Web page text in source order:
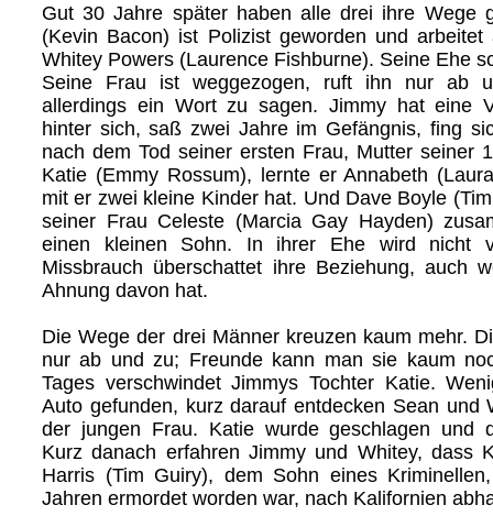
Gut 30 Jahre später haben alle drei ihre Wege
(Kevin Bacon) ist Polizist geworden und
Whitey Powers (Laurence Fishburne). Seine Ehe
Seine Frau ist weggezogen, ruft ihn nur ab
allerdings ein Wort zu sagen. Jimmy hat eine
hinter sich, saß zwei Jahre im Gefängnis, fing
nach dem Tod seiner ersten Frau, Mutter seiner
Katie (Emmy Rossum), lernte er Annabeth
mit er zwei kleine Kinder hat. Und Dave Boyle
seiner Frau Celeste (Marcia Gay Hayden)
einen kleinen Sohn. In ihrer Ehe wird nicht
Missbrauch überschattet ihre Beziehung, auch
Ahnung davon hat.
Die Wege der drei Männer kreuzen kaum mehr.
nur ab und zu; Freunde kann man sie kaum
Tages verschwindet Jimmys Tochter Katie.
Auto gefunden, kurz darauf entdecken Sean und
der jungen Frau. Katie wurde geschlagen und
Kurz danach erfahren Jimmy und Whitey, dass
Harris (Tim Guiry), dem Sohn eines
Jahren ermordet worden war, nach Kalifornien